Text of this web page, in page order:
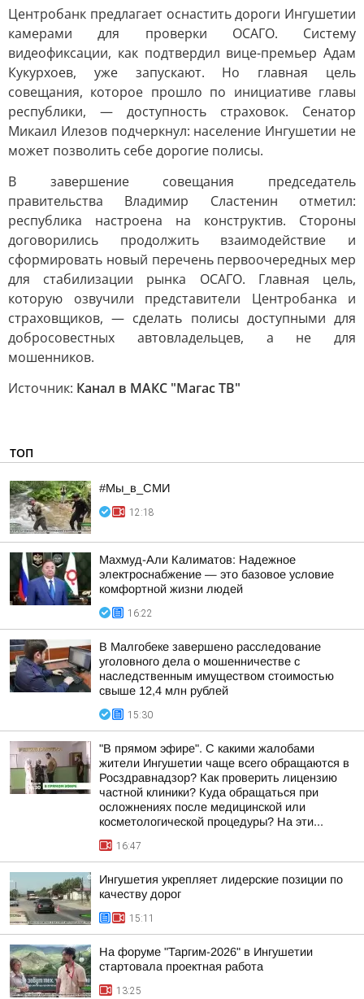
Центробанк предлагает оснастить дороги Ингушетии
камерами для проверки ОСАГО. Систему
видеофиксации, как подтвердил вице-премьер Адам
Кукурхоев, уже запускают. Но главная цель
совещания, которое прошло по инициативе главы
республики, — доступность страховок. Сенатор
Микаил Илезов подчеркнул: население Ингушетии не
может позволить себе дорогие полисы.
В завершение совещания председатель
правительства Владимир Сластенин отметил:
республика настроена на конструктив. Стороны
договорились продолжить взаимодействие и
сформировать новый перечень первоочередных мер
для стабилизации рынка ОСАГО. Главная цель,
которую озвучили представители Центробанка и
страховщиков, — сделать полисы доступными для
добросовестных автовладельцев, а не для
мошенников.
Источник: Канал в МАКС "Магас ТВ"
ТОП
#Мы_в_СМИ
12:18
Махмуд-Али Калиматов: Надежное
электроснабжение — это базовое условие
комфортной жизни людей
16:22
В Малгобеке завершено расследование
уголовного дела о мошенничестве с
наследственным имуществом стоимостью
свыше 12,4 млн рублей
15:30
"В прямом эфире". С какими жалобами
жители Ингушетии чаще всего обращаются в
Росздравнадзор? Как проверить лицензию
частной клиники? Куда обращаться при
осложнениях после медицинской или
косметологической процедуры? На эти...
16:47
Ингушетия укрепляет лидерские позиции по
качеству дорог
15:11
На форуме "Таргим-2026" в Ингушетии
стартовала проектная работа
13:25